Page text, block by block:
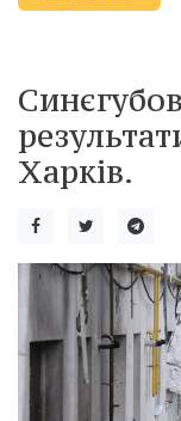
Харків.